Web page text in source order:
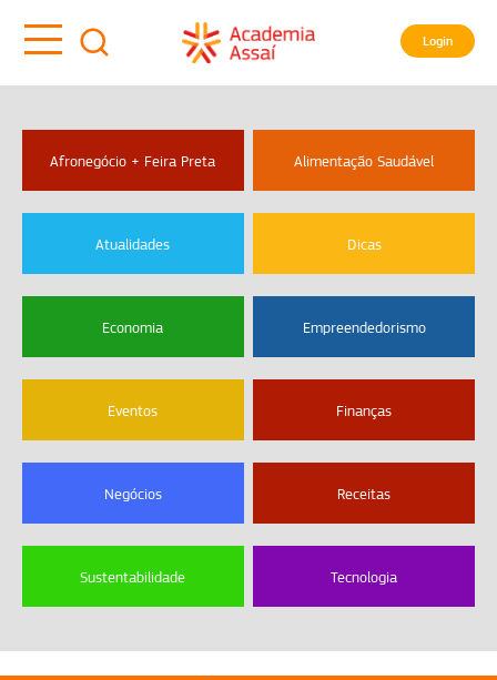
Login
Afronegócio + Feira Preta Alimentação Saudável
Atualidades Dicas
Economia Empreendedorismo
Eventos Finanças
Negócios Receitas
Sustentabilidade Tecnologia